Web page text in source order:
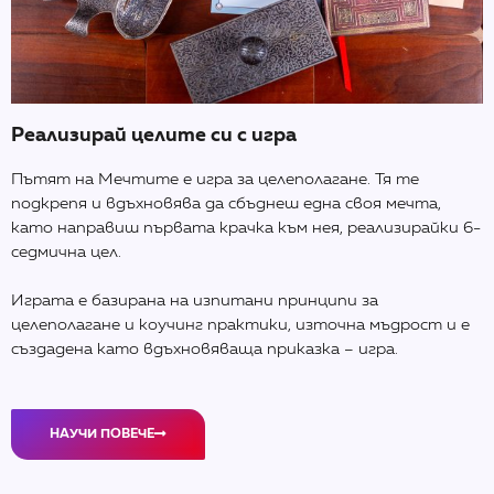
Реализирай целите си с игра
Пътят на Мечтите е игра за целеполагане. Тя те
подкрепя и вдъхновява да сбъднеш една своя мечта,
като направиш първата крачка към нея, реализирайки 6-
седмична цел.
Играта е базирана на изпитани принципи за
целеполагане и коучинг практики, източна мъдрост и е
създадена като вдъхновяваща приказка – игра.
НАУЧИ ПОВЕЧЕ